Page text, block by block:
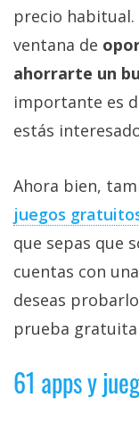
precio habitual.
ventana de
ahorrarte un
importante es
estás
Ahora bien,
juegos
que sepas que
cuentas con
deseas
prueba
61 apps y